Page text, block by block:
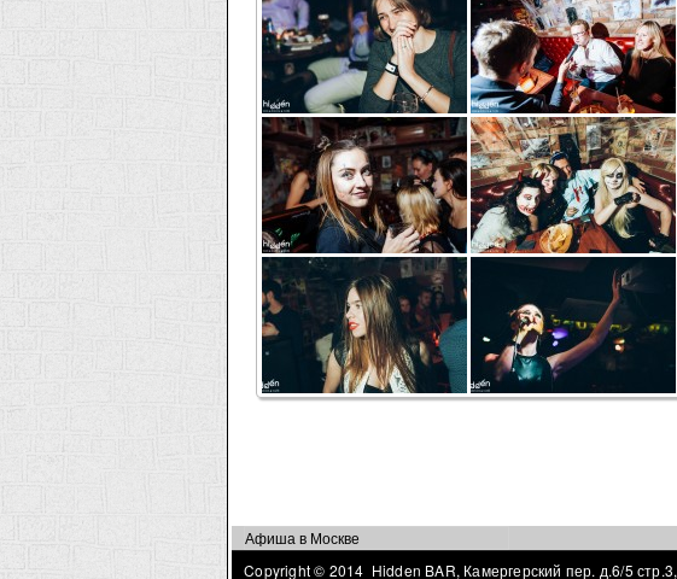
Афиша в Москве
Copyright © 2014 Hidden BAR, Камергерский пер. д.6/5 стр.3,